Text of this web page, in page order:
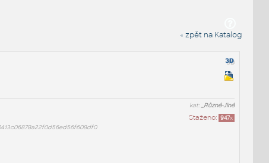
« zpět na Katalog
kat:_Různé-Jiné
Staženo: 947x